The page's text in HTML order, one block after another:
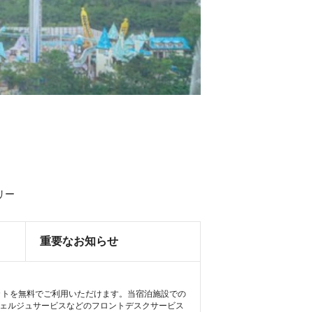
ー
重要なお知らせ
を無料でご利用いただけます。当宿泊施設での
ルジュサービスなどのフロントデスクサービス